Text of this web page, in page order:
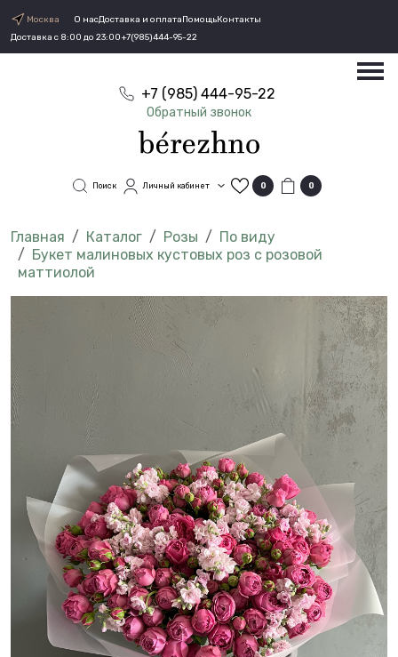
Москва О насДоставка и оплатаПомощьКонтакты
Доставка с 8:00 до 23:00+7(985)444-95-22
+7 (985) 444-95-22
Обратный звонок
Поиск Личный кабинет 0 0
Каталог Розы
По виду
Букет малиновых кустовых роз с розовой
маттиолой